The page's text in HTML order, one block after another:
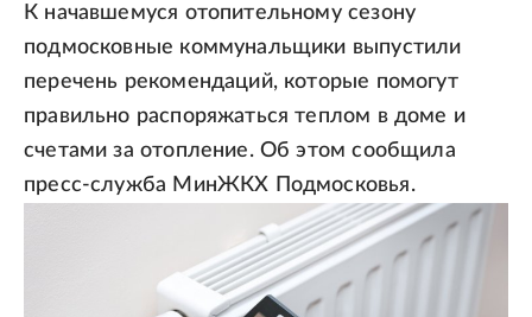
К начавшемуся отопительному сезону
подмосковные коммунальщики выпустили
перечень рекомендаций, которые помогут
правильно распоряжаться теплом в доме и
счетами за отопление. Об этом сообщила
пресс-служба МинЖКХ Подмосковья.